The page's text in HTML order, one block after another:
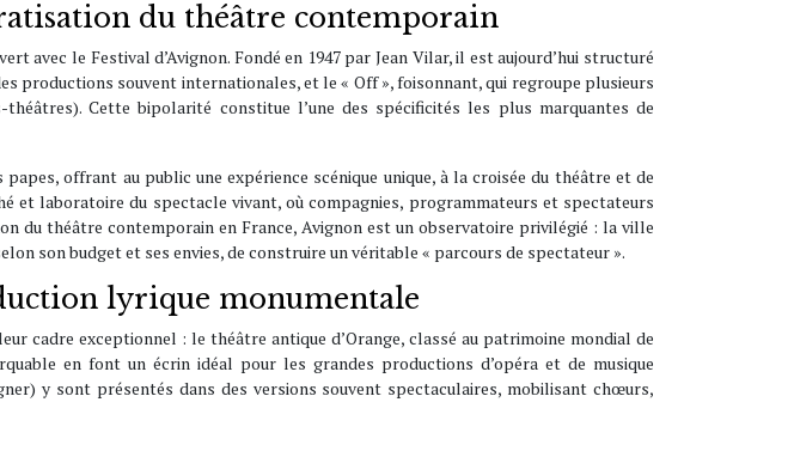
du théâtre contemporain
avec le Festival d’Avignon. Fondé en 1947 par Jean Vilar, il est aujourd’hui structuré
productions souvent internationales, et le « Off », foisonnant, qui regroupe plusieurs
Cette bipolarité constitue l’une des spécificités les plus marquantes de
offrant au public une expérience scénique unique, à la croisée du théâtre et de
et laboratoire du spectacle vivant, où compagnies, programmateurs et spectateurs
du théâtre contemporain en France, Avignon est un observatoire privilégié : la ville
son budget et ses envies, de construire un véritable « parcours de spectateur ».
lyrique monumentale
cadre exceptionnel : le théâtre antique d’Orange, classé au patrimoine mondial de
en font un écrin idéal pour les grandes productions d’opéra et de musique
y sont présentés dans des versions souvent spectaculaires, mobilisant chœurs,